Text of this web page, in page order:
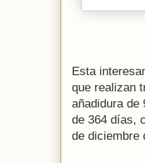
Esta
que realizan
añadidura de
de 364 días,
de diciembre